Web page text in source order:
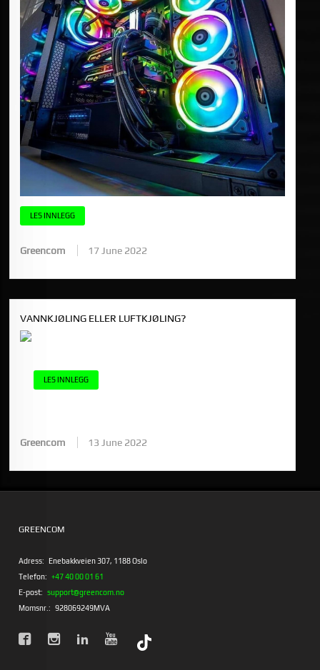
LES INNLEGG
Greencom 17 June 2022
VANNKJØLING ELLER LUFTKJØLING?
LES INNLEGG
Greencom 13 June 2022
GREENCOM
Adress: Enebakkveien 307, 1188 Oslo
Telefon: +47 40 00 01 61
E-post: support@greencom.no
Momsnr.: 928069249MVA